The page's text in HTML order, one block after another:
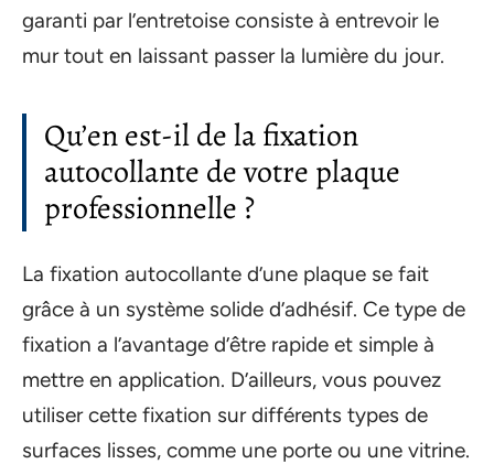
garanti par l’entretoise consiste à entrevoir le
mur tout en laissant passer la lumière du jour.
Qu’en est-il de la fixation
autocollante de votre plaque
professionnelle ?
La fixation autocollante d’une plaque se fait
grâce à un système solide d’adhésif. Ce type de
fixation a l’avantage d’être rapide et simple à
mettre en application. D’ailleurs, vous pouvez
utiliser cette fixation sur différents types de
surfaces lisses, comme une porte ou une vitrine.